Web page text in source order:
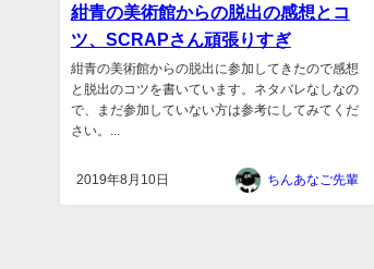
紺青の美術館からの脱出の感想とコ
ツ、SCRAPさん頑張りすぎ
紺青の美術館からの脱出に参加してきたので感想
と脱出のコツを書いています。ネタバレなしなの
で、まだ参加していない方は参考にしてみてくだ
さい。...
2019年8月10日 ちんあなご先輩